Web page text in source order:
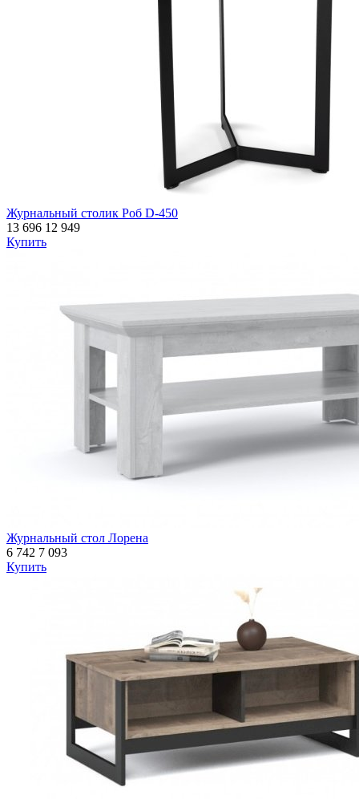
Журнальный столик Роб D-450
13 696 12 949
Купить
Журнальный стол Лорена
6 742 7 093
Купить